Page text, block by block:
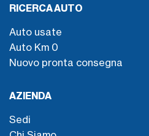
RICERCA AUTO
Auto usate
Auto Km 0
Nuovo pronta consegna
AZIENDA
Sedi